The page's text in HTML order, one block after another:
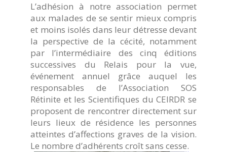
L’adhésion à notre association permet
aux malades de se sentir mieux compris
et moins isolés dans leur détresse devant
la perspective de la cécité, notamment
par l’intermédiaire des cinq éditions
successives du Relais pour la vue,
événement annuel grâce auquel les
responsables de l’Association SOS
Rétinite et les Scientifiques du CEIRDR se
proposent de rencontrer directement sur
leurs lieux de résidence les personnes
atteintes d’affections graves de la vision.
Le nombre d’adhérents croît sans cesse.